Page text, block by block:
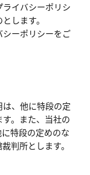
イバシーポリシ
します。
ーポリシーをご
、他に特段の定
。また、当社の
特段の定めのな
判所とします。